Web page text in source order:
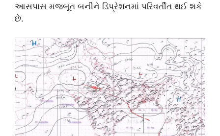
આસપાસ મજબૂત બનીને ડિપ્રેશનમાં પરિવર્તીત થઈ શકે
છે.